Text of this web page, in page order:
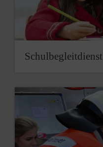
Schulbegleitdienst